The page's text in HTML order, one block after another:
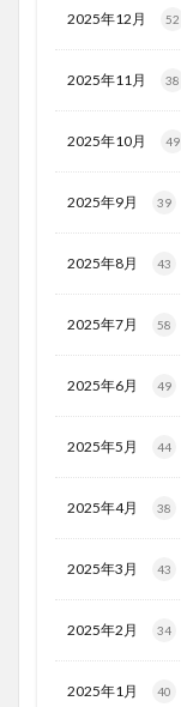
2025年12月 52
2025年11月 38
2025年10月 49
2025年9月 39
2025年8月 43
2025年7月 58
2025年6月 49
2025年5月 44
2025年4月 38
2025年3月 43
2025年2月 34
2025年1月 40